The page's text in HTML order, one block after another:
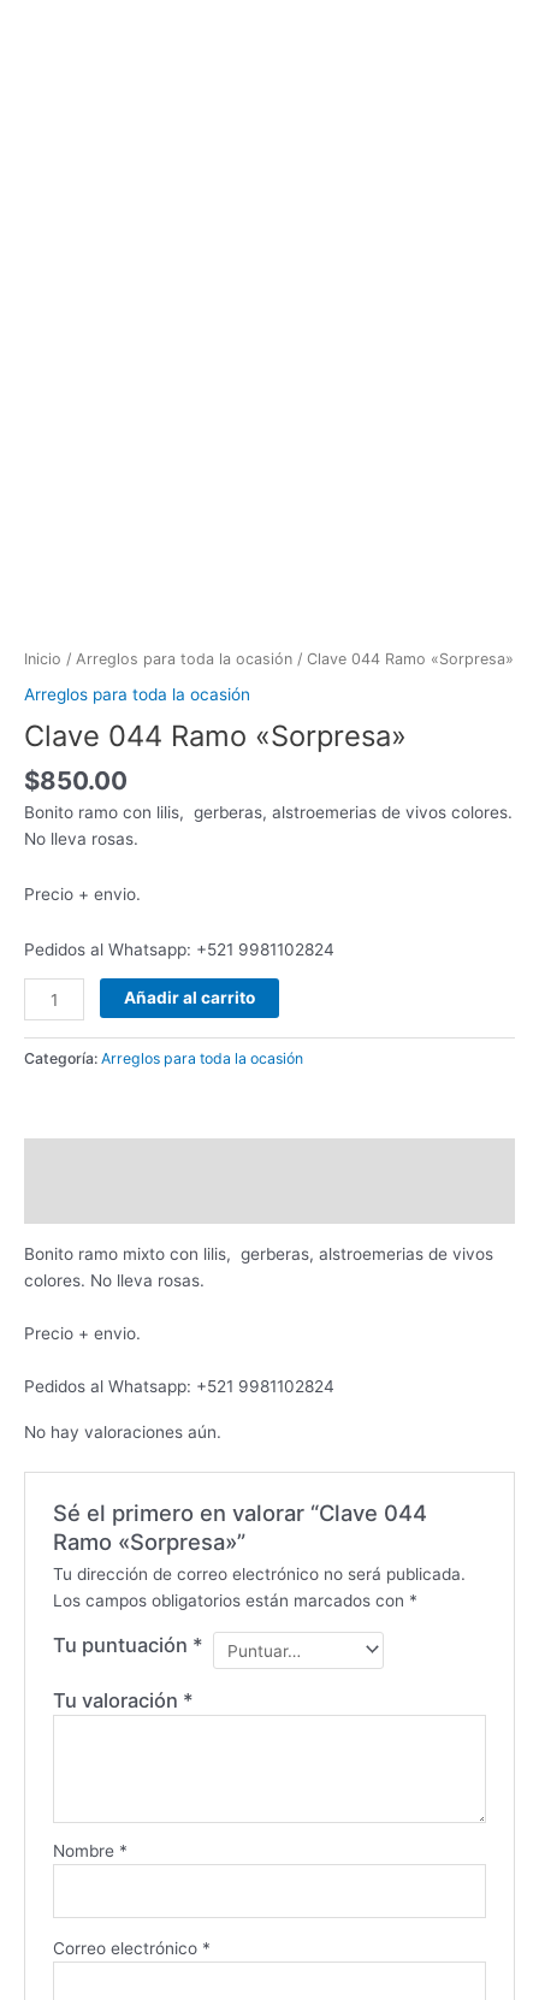
Inicio / Arreglos para toda la ocasión / Clave 044 Ramo «Sorpresa»
Arreglos para toda la ocasión
Clave 044 Ramo «Sorpresa»
$850.00
Bonito ramo con lilis, gerberas, alstroemerias de vivos colores.
No lleva rosas.
Precio + envio.
Pedidos al Whatsapp: +521 9981102824
Añadir al carrito
Categoría: Arreglos para toda la ocasión
Bonito ramo mixto con lilis, gerberas, alstroemerias de vivos
colores. No lleva rosas.
Precio + envio.
Pedidos al Whatsapp: +521 9981102824
No hay valoraciones aún.
Sé el primero en valorar “Clave 044
Ramo «Sorpresa»”
Tu dirección de correo electrónico no será publicada.
Los campos obligatorios están marcados con *
Tu puntuación *
Tu valoración *
Nombre *
Correo electrónico *